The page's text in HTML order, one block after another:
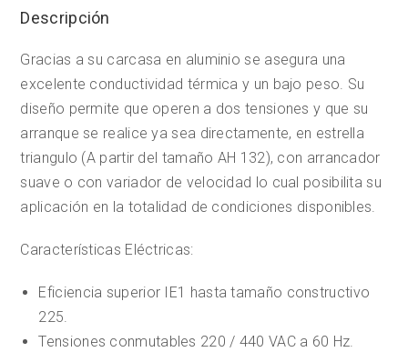
Descripción
Gracias a su carcasa en aluminio se asegura una
excelente conductividad térmica y un bajo peso. Su
diseño permite que operen a dos tensiones y que su
arranque se realice ya sea directamente, en estrella
triangulo (A partir del tamaño AH 132), con arrancador
suave o con variador de velocidad lo cual posibilita su
aplicación en la totalidad de condiciones disponibles.
Características Eléctricas:
Eficiencia superior IE1 hasta tamaño constructivo
225.
Tensiones conmutables 220 / 440 VAC a 60 Hz.